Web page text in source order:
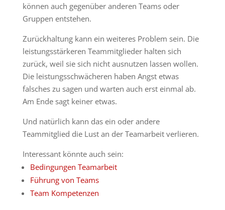
können auch gegenüber anderen Teams oder
Gruppen entstehen.
Zurückhaltung kann ein weiteres Problem sein. Die
leistungsstärkeren Teammitglieder halten sich
zurück, weil sie sich nicht ausnutzen lassen wollen.
Die leistungsschwächeren haben Angst etwas
falsches zu sagen und warten auch erst einmal ab.
Am Ende sagt keiner etwas.
Und natürlich kann das ein oder andere
Teammitglied die Lust an der Teamarbeit verlieren.
Interessant könnte auch sein:
Bedingungen Teamarbeit
Führung von Teams
Team Kompetenzen